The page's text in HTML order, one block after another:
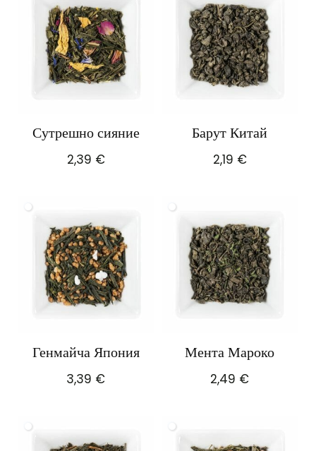
Сутрешно сияние
2,39 €
Барут Китай
2,19 €
Генмайча Япония
3,39 €
Мента Мароко
2,49 €